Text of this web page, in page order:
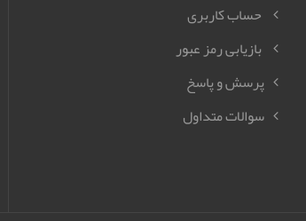
حساب کاربری
بازیابی رمز عبور
پرسش و پاسخ
سوالات متداول